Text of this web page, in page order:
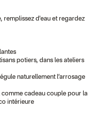
remplissez d'eau et regardez
potiers, dans les ateliers
naturellement l’arrosage
cadeau couple pour la
intérieure